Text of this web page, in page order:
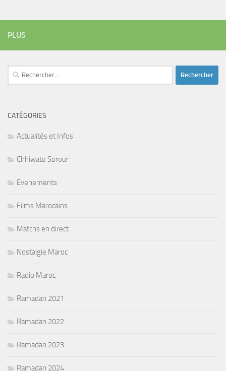
PLUS
Rechercher :
CATÉGORIES
Actualités et Infos
Chhiwate Sorour
Evenements
Films Marocains
Matchs en direct
Nostalgie Maroc
Radio Maroc
Ramadan 2021
Ramadan 2022
Ramadan 2023
Ramadan 2024